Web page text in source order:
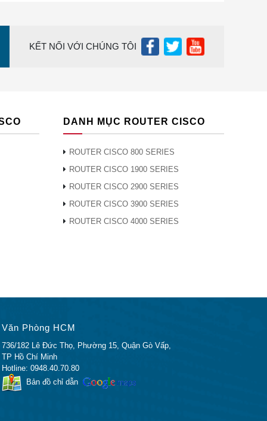
các
thức
vô
lý
KẾT NỐI VỚI CHÚNG TÔI
DANH MỤC ROUTER CISCO
ROUTER CISCO 800 SERIES
ROUTER CISCO 1900 SERIES
ROUTER CISCO 2900 SERIES
ROUTER CISCO 3900 SERIES
ROUTER CISCO 4000 SERIES
Văn Phòng HCM
736/182 Lê Đức Thọ, Phường 15, Quận Gò Vấp,
TP Hồ Chí Minh
Hotline: 0948.40.70.80
Bản đồ chỉ dẫn